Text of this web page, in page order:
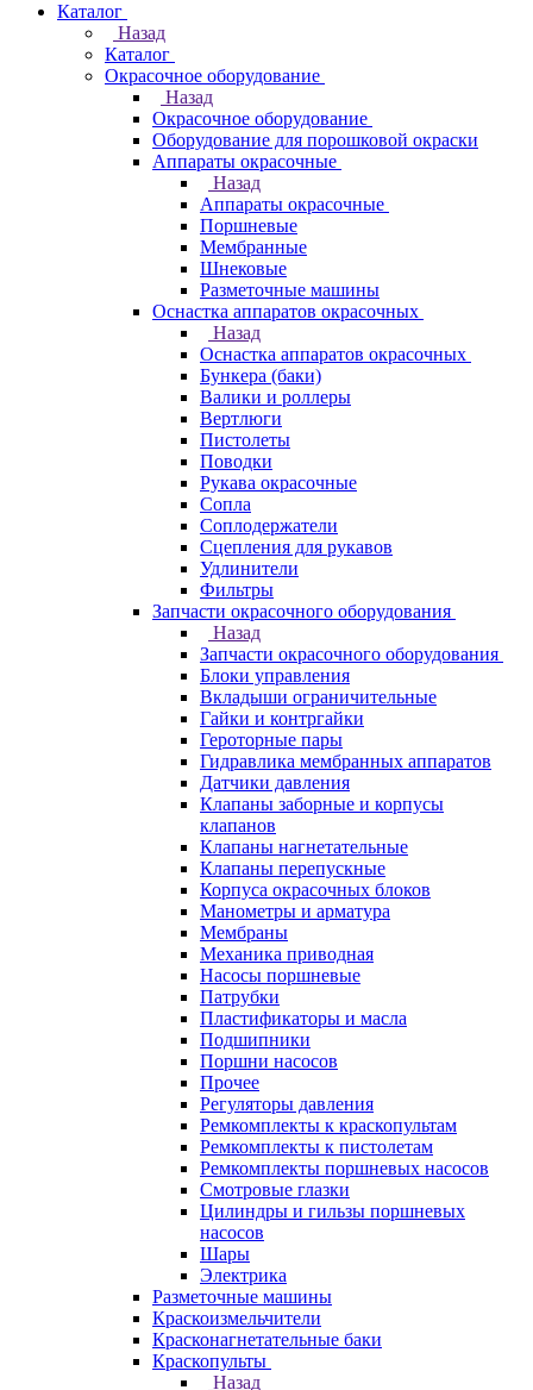
Каталог
Назад
Каталог
Окрасочное оборудование
Назад
Окрасочное оборудование
Оборудование для порошковой окраски
Аппараты окрасочные
Назад
Аппараты окрасочные
Поршневые
Мембранные
Шнековые
Разметочные машины
Оснастка аппаратов окрасочных
Назад
Оснастка аппаратов окрасочных
Бункера (баки)
Валики и роллеры
Вертлюги
Пистолеты
Поводки
Рукава окрасочные
Сопла
Соплодержатели
Сцепления для рукавов
Удлинители
Фильтры
Запчасти окрасочного оборудования
Назад
Запчасти окрасочного оборудования
Блоки управления
Вкладыши ограничительные
Гайки и контргайки
Героторные пары
Гидравлика мембранных аппаратов
Датчики давления
Клапаны заборные и корпусы
клапанов
Клапаны нагнетательные
Клапаны перепускные
Корпуса окрасочных блоков
Манометры и арматура
Мембраны
Механика приводная
Насосы поршневые
Патрубки
Пластификаторы и масла
Подшипники
Поршни насосов
Прочее
Регуляторы давления
Ремкомплекты к краскопультам
Ремкомплекты к пистолетам
Ремкомплекты поршневых насосов
Смотровые глазки
Цилиндры и гильзы поршневых
насосов
Шары
Электрика
Разметочные машины
Краскоизмельчители
Красконагнетательные баки
Краскопульты
Назад